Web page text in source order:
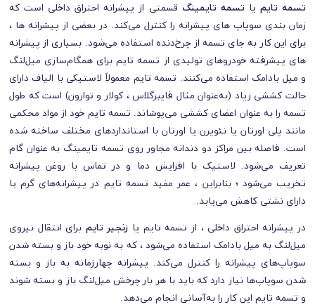
تسمه تایم یاتسمه تایمینگ قسمتی از پیشرانه احتراق داخلی است که
زمان بندی سوپاپ‌ های پیشرانه را کنترل می‌کند. در بعضی از پیشرانه ها ،
برای این کار به‌ جای تسمه از چرخ‌دنده استفاده می‌شود. بسیاری از پیشرانه
های پیشرفته خودروهای تولیدی از تسمه تایم برای همگام‌سازی میل‌لنگ
و میل بادامک استفاده می‌کنند. تسمه تایم معمولاً لاستیکی با الیاف دارای
حالت کششی زیاد (به‌عنوان مثال فایبرگلاس ، کولار و توارون) است که طول
تسمه را به‌ عنوان اعضای کششی می‌پوشاند. تسمه تایم خود از مواد محکمی
مانند پلی‌ اورتان یا نئوپرن یا اورتان با استانداردهای مختلف ساخته شده
است. فاصله بین مراکز دو دندانه مجاور روی تسمه تایمینگ به‌ عنوان گام
تعریف می‌شود. لاستیک با افزایش دما و در تماس با روغن پیشرانه
تخریب می‌شود ؛ بنابراین ، عمر مفید تسمه تایم در پیشرانه‌های گرم یا
دارای نشتی کاهش می‌یابد.
در پیشرانه احتراق داخلی ، از تسمه تایم یا زنجیر تایم برای انتقال نیروی
میل‌لنگ به میل بادامک استفاده می‌شود ، که به‌ نوبه خود باز و بسته شدن
سوپاپ‌های پیشرانه را کنترل می‌کند. پیشرانه چهارزمانه به باز و بسته
شدن سوپاپ‌ها نیاز دارد که باید با هر بار چرخش میل‌لنگ باز و بسته شوند
و تسمه تایم این کار را به‌آسانی انجام می‌دهد.